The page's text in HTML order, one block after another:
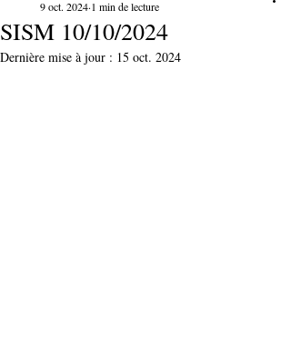
SISM 10/10/2024
9 oct. 2024 1 min de lecture
Dernière mise à jour : 15 oct. 2024